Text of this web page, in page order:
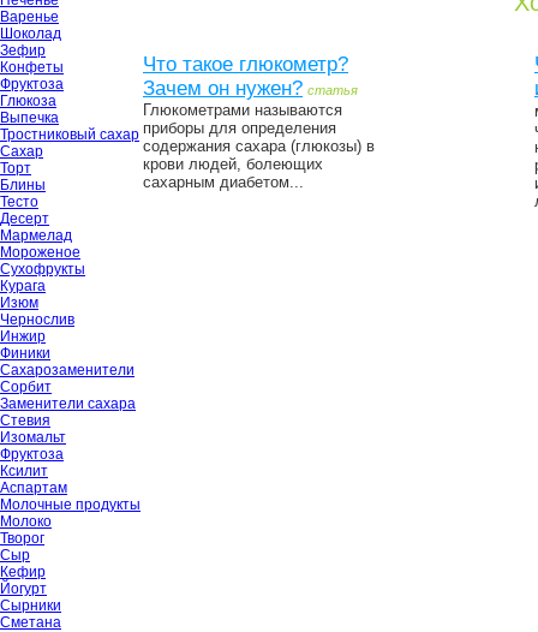
Варенье
Шоколад
Зефир
Конфеты
Фруктоза
Глюкоза
Выпечка
Тростниковый сахар
Сахар
Торт
Блины
Тесто
Десерт
Мармелад
Мороженое
Сухофрукты
Курага
Изюм
Чернослив
Инжир
Финики
Сахарозаменители
Сорбит
Заменители сахара
Стевия
Изомальт
Фруктоза
Ксилит
Аспартам
Молочные продукты
Молоко
Творог
Сыр
Кефир
Йогурт
Сырники
Сметана
Что такое глюкометр?
Зачем он нужен? статья
Глюкометрами называются
приборы для определения
содержания сахара (глюкозы) в
крови людей, болеющих
сахарным диабетом...